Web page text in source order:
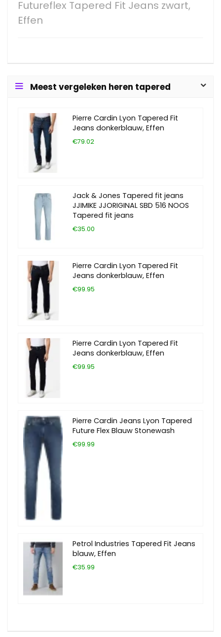
Futureflex Tapered Fit Jeans zwart,
Effen
Meest vergeleken heren tapered
Pierre Cardin Lyon Tapered Fit
Jeans donkerblauw, Effen
€79.02
Jack & Jones Tapered fit jeans
JJIMIKE JJORIGINAL SBD 516 NOOS
Tapered fit jeans
€35.00
Pierre Cardin Lyon Tapered Fit
Jeans donkerblauw, Effen
€99.95
Pierre Cardin Lyon Tapered Fit
Jeans donkerblauw, Effen
€99.95
Pierre Cardin Jeans Lyon Tapered
Future Flex Blauw Stonewash
€99.99
Petrol Industries Tapered Fit Jeans
blauw, Effen
€35.99